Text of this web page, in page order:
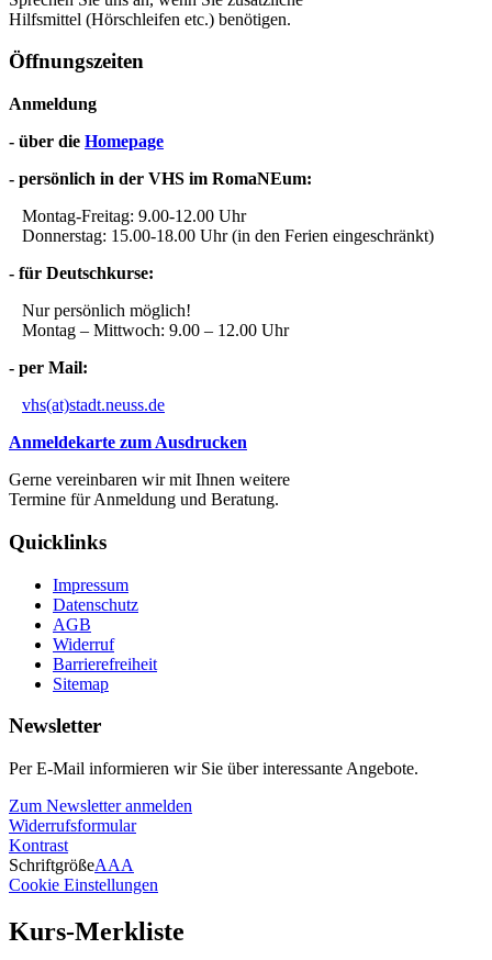
Hilfsmittel (Hörschleifen etc.) benötigen.
Öffnungszeiten
Anmeldung
- über die Homepage
- persönlich in der VHS im RomaNEum:
Montag-Freitag: 9.00-12.00 Uhr
Donnerstag: 15.00-18.00 Uhr (in den Ferien eingeschränkt)
- für Deutschkurse:
Nur persönlich möglich!
Montag – Mittwoch: 9.00 – 12.00 Uhr
- per Mail:
vhs(at)stadt.neuss.de
Anmeldekarte zum Ausdrucken
Gerne vereinbaren wir mit Ihnen weitere
Termine für Anmeldung und Beratung.
Quicklinks
Impressum
Datenschutz
AGB
Widerruf
Barrierefreiheit
Sitemap
Newsletter
Per E-Mail informieren wir Sie über interessante Angebote.
Zum Newsletter anmelden
Widerrufsformular
Kontrast
SchriftgrößeAAA
Cookie Einstellungen
Kurs-Merkliste